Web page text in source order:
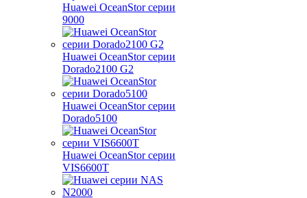
Huawei OceanStor серии
9000
Huawei OceanStor серии
Dorado2100 G2
Huawei OceanStor серии
Dorado5100
Huawei OceanStor серии
VIS6600T